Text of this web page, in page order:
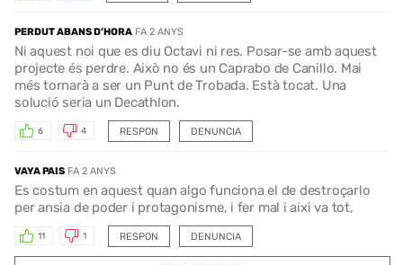
PERDUT ABANS D’HORA FA 2 ANYS
Ni aquest noi que es diu Octavi ni res. Posar-se amb aquest
projecte és perdre. Això no és un Caprabo de Canillo. Mai
més tornarà a ser un Punt de Trobada. Està tocat. Una
solució seria un Decathlon.
RESPON
6 4 DENUNCIA
VAYA PAIS FA 2 ANYS
Es costum en aquest quan algo funciona el de destroçarlo
per ansia de poder i protagonisme, i fer mal i aixi va tot,
RESPON
11 1 DENUNCIA